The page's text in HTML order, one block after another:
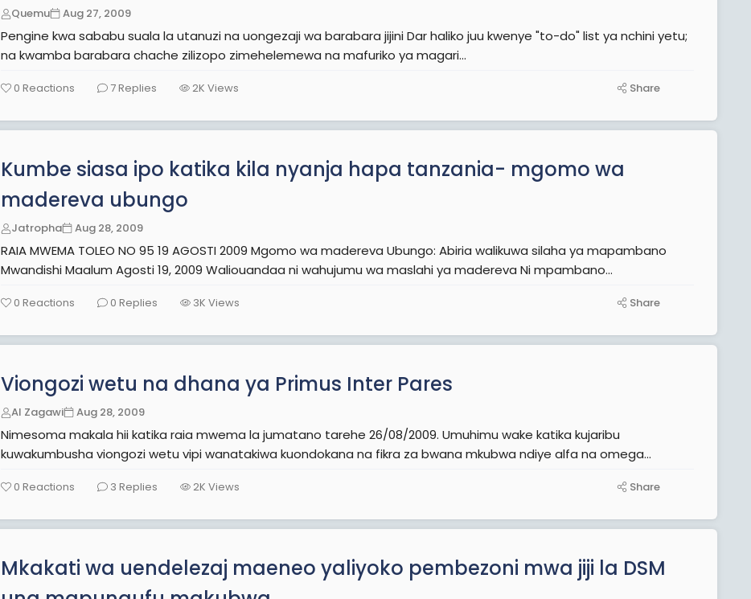
Quemu Aug 27, 2009
Pengine kwa sababu suala la utanuzi na uongezaji wa barabara jijini Dar haliko juu kwenye "to-do" list ya nchini yetu;
na kwamba barabara chache zilizopo zimehelemewa na mafuriko ya magari...
0 Reactions 7Replies 2K Views Share
Kumbe siasa ipo katika kila nyanja hapa tanzania- mgomo wa
madereva ubungo
Jatropha Aug 28, 2009
RAIA MWEMA TOLEO NO 95 19 AGOSTI 2009 Mgomo wa madereva Ubungo: Abiria walikuwa silaha ya mapambano
Mwandishi Maalum Agosti 19, 2009 Waliouandaa ni wahujumu wa maslahi ya madereva Ni mpambano...
0 Reactions 0 Replies 3K Views Share
Viongozi wetu na dhana ya Primus Inter Pares
Al Zagawi Aug 28, 2009
Nimesoma makala hii katika raia mwema la jumatano tarehe 26/08/2009. Umuhimu wake katika kujaribu
kuwakumbusha viongozi wetu vipi wanatakiwa kuondokana na fikra za bwana mkubwa ndiye alfa na omega...
0 Reactions 3 Replies 2K Views Share
Mkakati wa uendelezaj maeneo yaliyoko pembezoni mwa jiji la DSM